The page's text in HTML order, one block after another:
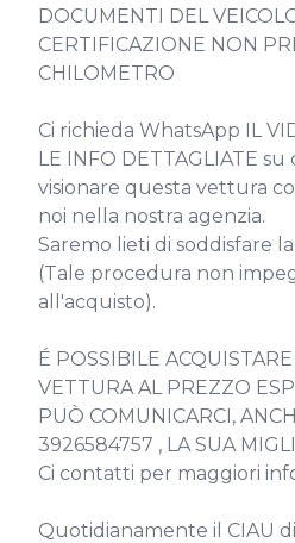
DOCUMENTI DEL
CERTIFICAZIONE NON
CHILOMETRO
Ci richieda WhatsApp IL
LE INFO DETTAGLIATE
visionare questa vettura
noi nella nostra agenzia.
Saremo lieti di soddisfare
(Tale procedura non
all'acquisto).
É POSSIBILE
VETTURA AL PREZZO
PUÒ COMUNICARCI,
3926584757 , LA SUA
Ci contatti per maggiori
Quotidianamente il CIAU